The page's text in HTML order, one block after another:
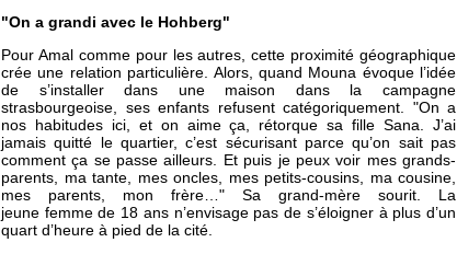
"On a grandi avec le Hohberg"
Pour Amal comme pour les autres, cette proximité géographique
crée une relation particulière. Alors, quand Mouna évoque l’idée
de s’installer dans une maison dans la campagne
strasbourgeoise, ses enfants refusent catégoriquement. "On a
nos habitudes ici, et on aime ça, rétorque sa fille Sana. J’ai
jamais quitté le quartier, c’est sécurisant parce qu’on sait pas
comment ça se passe ailleurs. Et puis je peux voir mes grands-
parents, ma tante, mes oncles, mes petits-cousins, ma cousine,
mes parents, mon frère…" Sa grand-mère sourit. La
jeune femme de 18 ans n’envisage pas de s’éloigner à plus d’un
quart d’heure à pied de la cité.